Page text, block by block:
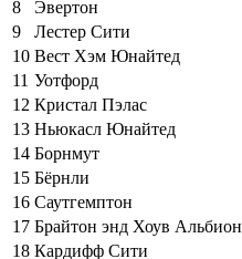
8
Эвертон
9
Лестер Сити
10 Вест Хэм Юнайтед
11 Уотфорд
12 Кристал Пэлас
13 Ньюкасл Юнайтед
14 Борнмут
15 Бёрнли
16 Саутгемптон
17 Брайтон энд Хоув Альбион
18 Кардифф Сити